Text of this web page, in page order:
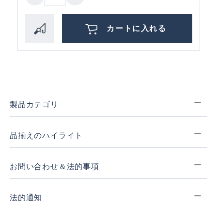
カートに入れる
製品カテゴリ
品揃えのハイライト
お問い合わせ＆法的事項
法的通知